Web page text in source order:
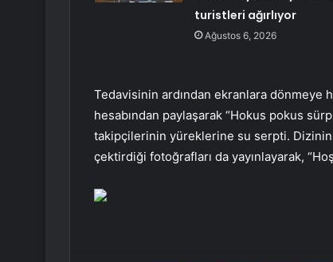
turistleri ağırlıyor
Ağustos 6, 2026
Tedavisinin ardından ekranlara dönmeye
hesabından paylaşarak “Hokus pokus
takipçilerinin yüreklerine su serpti. Dizinin
çektirdiği fotoğrafları da yayınlayarak,